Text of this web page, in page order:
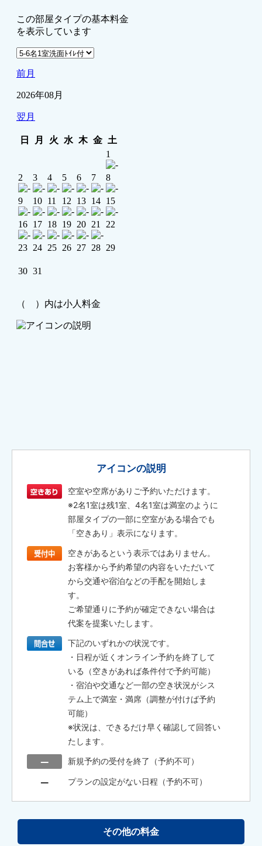
アイコンの説明
空室や空席がありご予約いただけます。
※2名1室は残1室、4名1室は満室のように
部屋タイプの一部に空室がある場合でも
「空きあり」表示になります。
空きがあるという表示ではありません。
お客様から予約希望の内容をいただいて
から交通や宿泊などの手配を開始しま
す。
ご希望通りに予約が確定できない場合は
代案を提案いたします。
下記のいずれかの状況です。
・日程が近くオンライン予約を終了して
いる（空きがあれば条件付で予約可能）
・宿泊や交通など一部の空き状況がシス
テム上で満室・満席（調整が付けば予約
可能）
※状況は、できるだけ早く確認して回答い
たします。
新規予約の受付を終了（予約不可）
プランの設定がない日程（予約不可）
その他の料金